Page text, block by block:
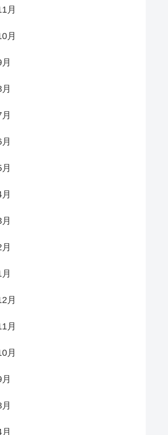
月
月
月
月
月